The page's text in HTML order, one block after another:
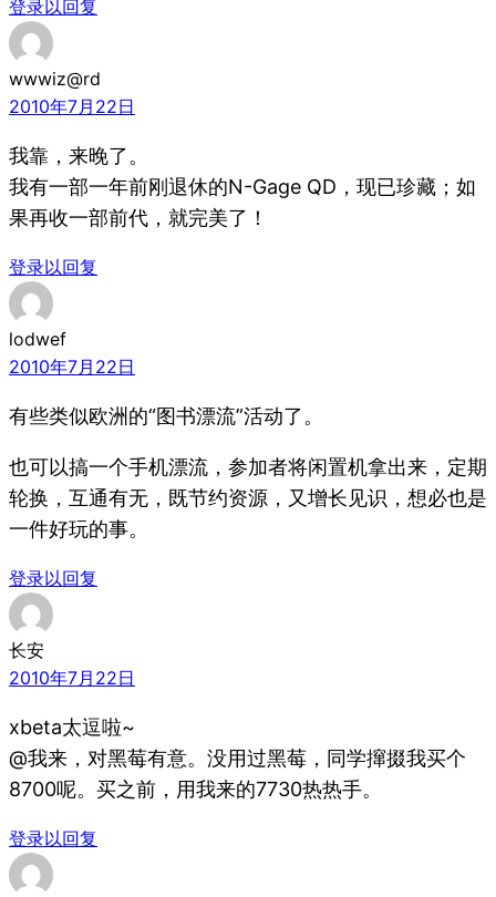
登录以回复
wwwiz@rd
2010年7月22日
我靠，来晚了。
我有一部一年前刚退休的N-Gage QD，现已珍藏；如
果再收一部前代，就完美了！
登录以回复
lodwef
2010年7月22日
有些类似欧洲的“图书漂流”活动了。
也可以搞一个手机漂流，参加者将闲置机拿出来，定期
轮换，互通有无，既节约资源，又增长见识，想必也是
一件好玩的事。
登录以回复
长安
2010年7月22日
xbeta太逗啦~
@我来，对黑莓有意。没用过黑莓，同学撺掇我买个
8700呢。买之前，用我来的7730热热手。
登录以回复